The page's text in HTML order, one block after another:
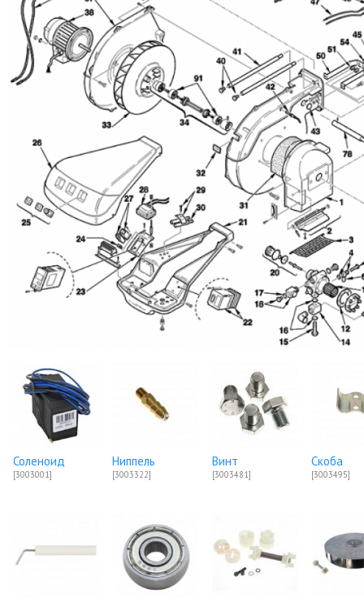
Соленоид
[3003001]
Ниппель
[3003322]
Винт
[3003481]
Скоба
[3003495]